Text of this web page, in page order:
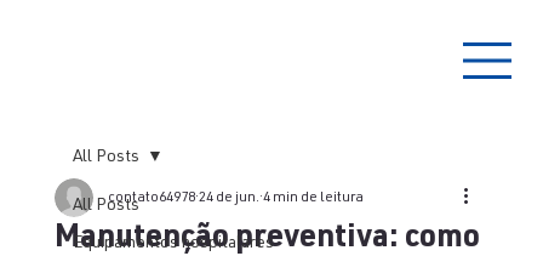
All Posts
Equipamentos hospitalares
All Posts
Manutenção preventiva: como
contato64978 24 de jun. 4 min de leitura